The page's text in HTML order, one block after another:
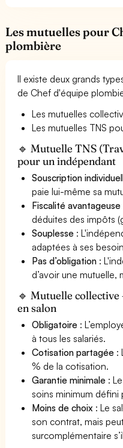
Les mutuelles pour
plombière
Il existe deux grands
de Chef d'équipe
Les mutuelles
Les mutuelles TNS
🔹 Mutuelle TNS
pour un indépendant
Souscription
paie lui-même sa
Fiscalité avantageuse
déduites des impôts
Souplesse :
adaptées à ses
Pas d’obligation :
d’avoir une mutuelle,
🔹 Mutuelle
en salon
Obligatoire :
à tous les salariés.
Cotisation partagée :
% de la cotisation.
Garantie minimale :
soins minimum défini
Moins de choix : Le
son contrat, mais
surcomplémentaire